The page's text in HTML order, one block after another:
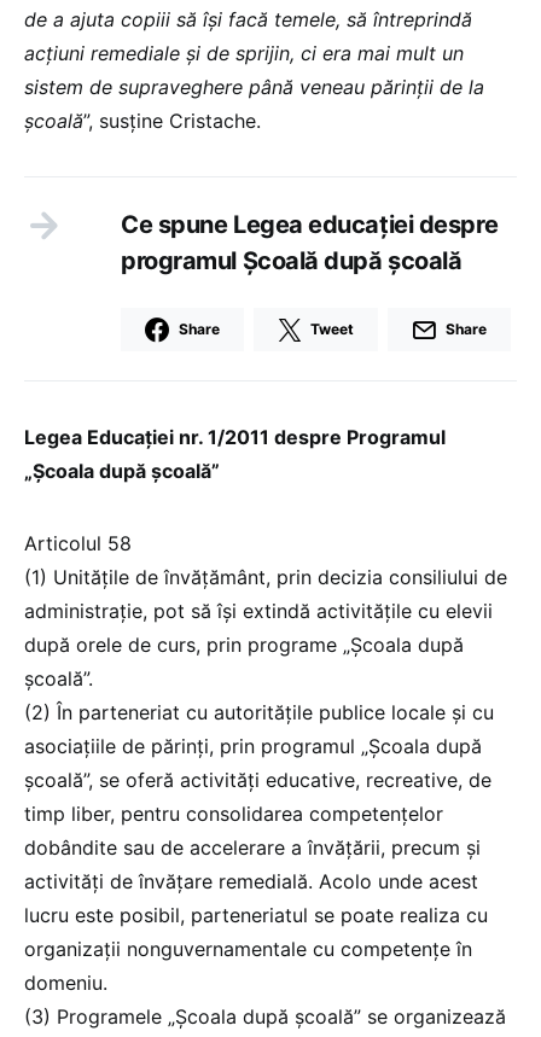
de a ajuta copiii să își facă temele, să întreprindă
acțiuni remediale și de sprijin, ci era mai mult un
sistem de supraveghere până veneau părinții de la
școală”, susține Cristache.
Ce spune Legea educației despre
programul Școală după școală
Share Tweet Share
Legea Educației nr. 1/2011 despre Programul
„Școala după școală”
Articolul 58
(1) Unitățile de învățământ, prin decizia consiliului de
administrație, pot să își extindă activitățile cu elevii
după orele de curs, prin programe „Școala după
școală”.
(2) În parteneriat cu autoritățile publice locale și cu
asociațiile de părinți, prin programul „Școala după
școală”, se oferă activități educative, recreative, de
timp liber, pentru consolidarea competențelor
dobândite sau de accelerare a învățării, precum și
activități de învățare remedială. Acolo unde acest
lucru este posibil, parteneriatul se poate realiza cu
organizații nonguvernamentale cu competențe în
domeniu.
(3) Programele „Școala după școală” se organizează